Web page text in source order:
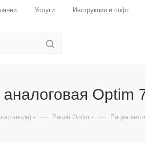
Услуги Инструкции и софт
Optim
— Рации Optim — Рация